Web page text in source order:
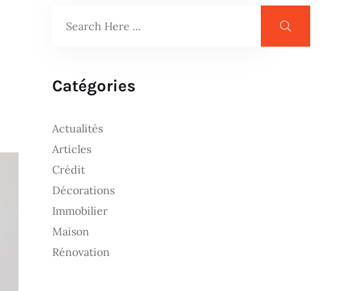
Catégories
Actualités
Articles
Crédit
Décorations
Immobilier
Maison
Rénovation